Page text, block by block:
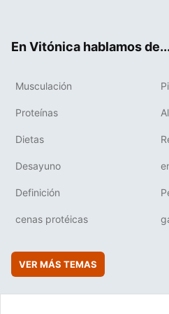
En Vitónica hablamos de...
Musculación
Proteínas
Dietas
Desayuno
Definición
cenas protéicas
VER MÁS TEMAS